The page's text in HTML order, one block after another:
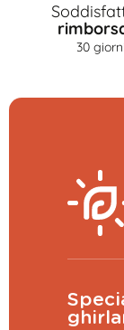
30 giorni